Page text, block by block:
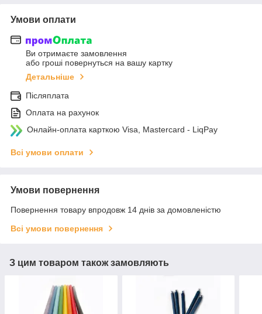
Умови оплати
Ви отримаєте замовлення
або гроші повернуться на вашу картку
Детальніше
Післяплата
Оплата на рахунок
Онлайн-оплата карткою Visa, Mastercard - LiqPay
Всі умови оплати
Умови повернення
Повернення товару впродовж 14 днів за домовленістю
Всі умови повернення
З цим товаром також замовляють